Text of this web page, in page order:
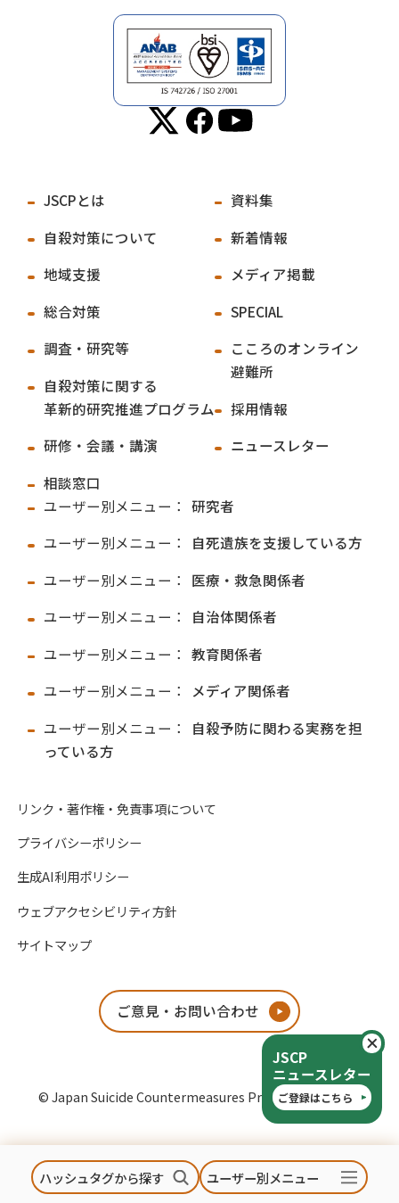
ハッシュタグから探す ユーザー別メニュー
JSCP
ニュースレター
ご登録はこちら
JSCPとは
自殺対策について
地域支援
総合対策
調査・研究等
自殺対策に関する
革新的研究推進プログラム
研修・会議・講演
相談窓口
資料集
新着情報
メディア掲載
SPECIAL
こころのオンライン
避難所
採用情報
ニュースレター
ユーザー別メニュー： 研究者
ユーザー別メニュー：
自死遺族を支援している方
ユーザー別メニュー：
医療・救急関係者
ユーザー別メニュー：
自治体関係者
ユーザー別メニュー： 教育関係者
ユーザー別メニュー：
メディア関係者
ユーザー別メニュー：
自殺予防に関わる実務を担
っている方
リンク・著作権・免責事項について
プライバシーポリシー
生成AI利用ポリシー
ウェブアクセシビリティ方針
サイトマップ
ご意見・お問い合わせ
© Japan Suicide Countermeasures Promotion Center